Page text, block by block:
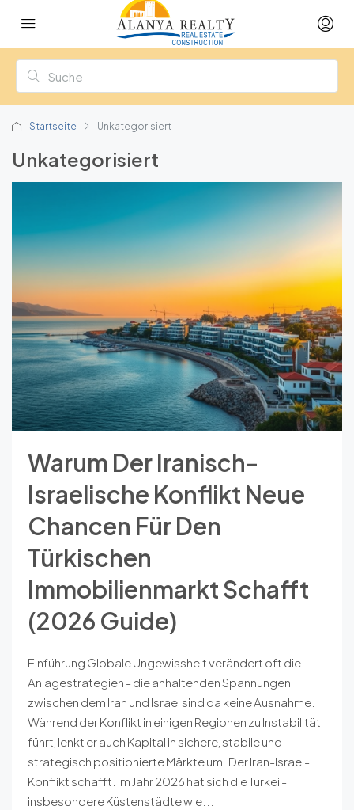
Startseite Unkategorisiert
Unkategorisiert
Warum Der Iranisch-
Israelische Konflikt Neue
Chancen Für Den
Türkischen
Immobilienmarkt Schafft
(2026 Guide)
Einführung Globale Ungewissheit verändert oft die
Anlagestrategien - die anhaltenden Spannungen
zwischen dem Iran und Israel sind da keine Ausnahme.
Während der Konflikt in einigen Regionen zu Instabilität
führt, lenkt er auch Kapital in sichere, stabile und
strategisch positionierte Märkte um. Der Iran-Israel-
Konflikt schafft. Im Jahr 2026 hat sich die Türkei -
insbesondere Küstenstädte wie...